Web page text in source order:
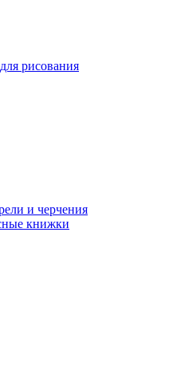
рисования
и черчения
книжки